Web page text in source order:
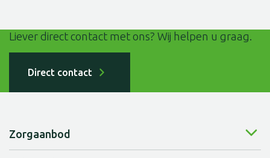
Liever direct contact met ons? Wij helpen u graag.
Direct contact
Zorgaanbod